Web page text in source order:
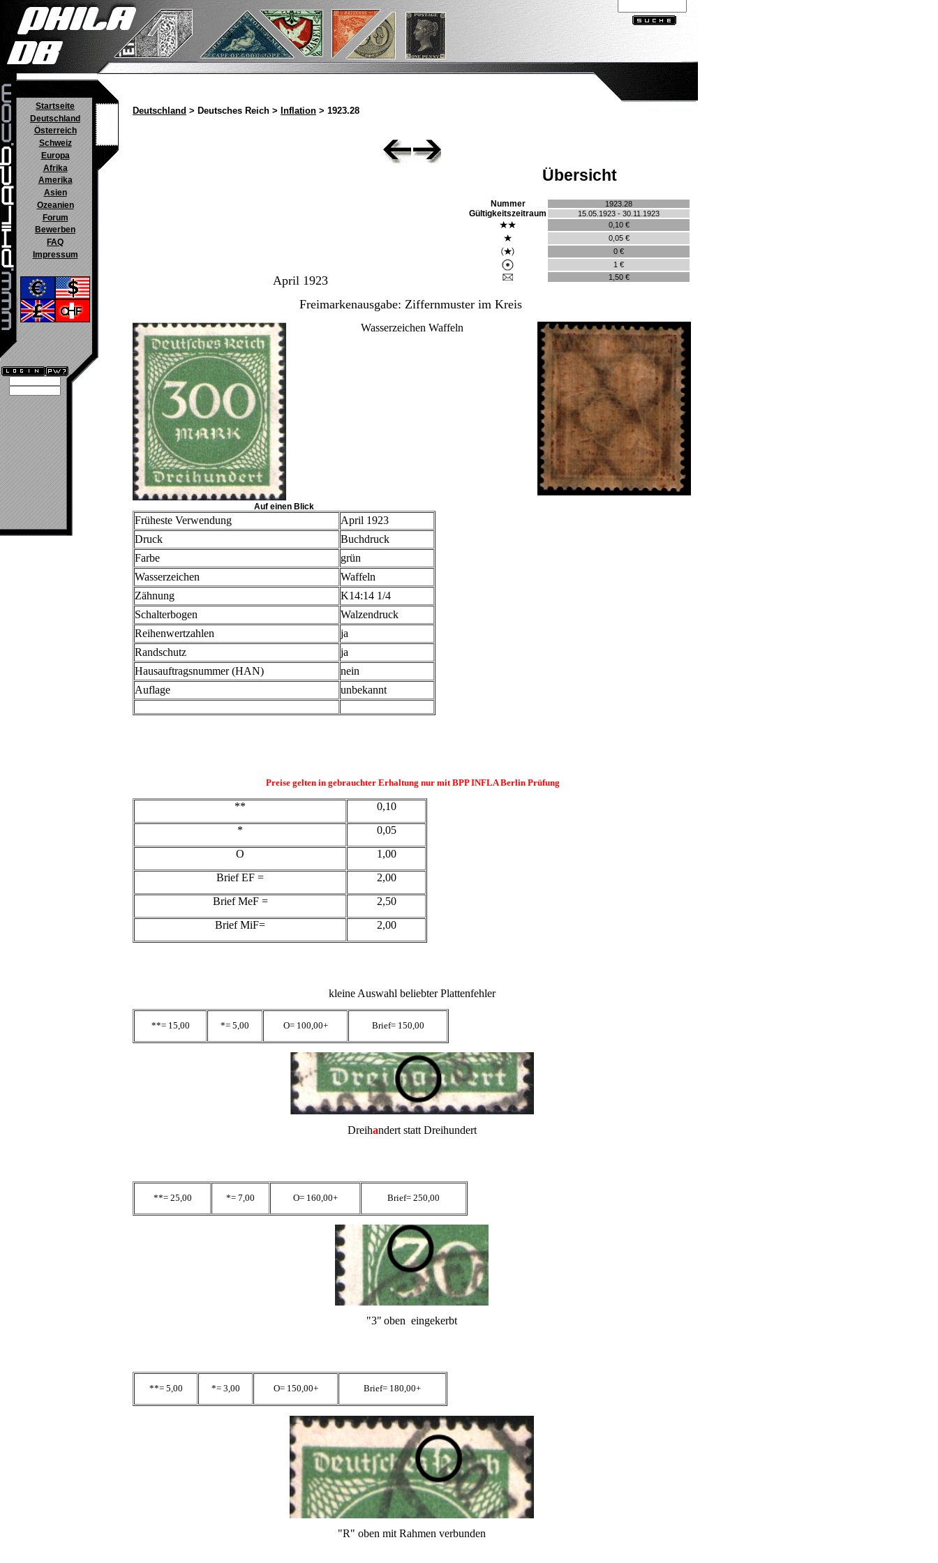
Startseite
Deutschland
Österreich
Schweiz
Europa
Afrika
Amerika
Asien
Ozeanien
Forum
Bewerben
FAQ
Impressum
Deutschland > Deutsches Reich > Inflation > 1923.28
Übersicht
Nummer
1923.28
Gültigkeitszeitraum
15.05.1923 - 30.11.1923
0,10 €
0,05 €
0 €
1 €
1,50 €
April 1923
Freimarkenausgabe: Ziffernmuster im Kreis
Wasserzeichen Waffeln
Auf einen Blick
Früheste Verwendung
April 1923
Druck
Buchdruck
Farbe
grün
Wasserzeichen
Waffeln
Zähnung
K14:14 1/4
Schalterbogen
Walzendruck
Reihenwertzahlen
ja
Randschutz
ja
Hausauftragsnummer (HAN)
nein
Auflage
unbekannt
Preise gelten in gebrauchter Erhaltung nur mit BPP INFLA Berlin Prüfung
**
0,10
*
0,05
O
1,00
Brief EF =
2,00
Brief MeF =
2,50
Brief MiF=
2,00
kleine Auswahl beliebter Plattenfehler
**= 15,00 *= 5,00 O= 100,00+ Brief= 150,00
Dreihandert statt Dreihundert
**= 25,00 *= 7,00 O= 160,00+ Brief= 250,00
"3" oben eingekerbt
**= 5,00 *= 3,00 O= 150,00+ Brief= 180,00+
"R" oben mit Rahmen verbunden